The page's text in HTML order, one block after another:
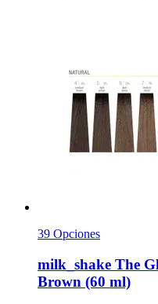
39 Opciones
milk_shake The
Brown (60 ml)